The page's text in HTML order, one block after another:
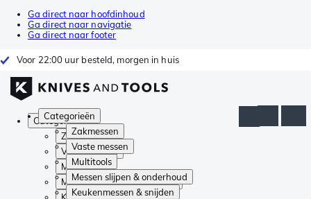
Ga direct naar hoofdinhoud
Ga direct naar navigatie
Ga direct naar footer
Voor 22:00 uur besteld, morgen in huis
Categorieën
Zakmessen
Vaste messen
Multitools
Messen slijpen & onderhoud
Keukenmessen & snijden
Categorieën
Zakmessen
Vaste messen
Multitools
Messen slijpen & onderhoud